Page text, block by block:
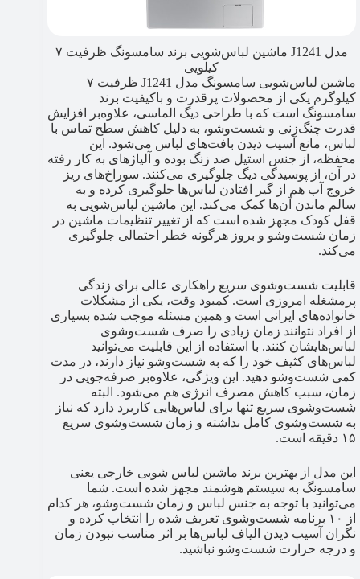
مدل J1241 ماشین لباس‌شویی برند سامسونگ ظرفیت ۷
کیلویی
ماشین لباس‌شویی سامسونگ مدل J1241 ظرفیت ۷
کیلوگرم یکی از محصولات پرقدرت و باکیفیت برند
سامسونگ است که با طراحی دیگ الماسی، علاوه‌بر افزایش
قدرت چنگ‌زنی و شست‌وشو، به دلیل کاهش سطح تماس با
لباس، مانع آسیب دیدن بافت‌های لباس می‌شود. این
محفظه، از جنس استیل ضد زنگ بوده و آلیاژهای به کار رفته
در آن، از پوسیدگی دیگ جلوگیری می‌کنند. سوراخ‌های ریز
خروج آب هم از گیر افتادن لباس‌ها جلوگیری کرده و به
سالم ماندن آن‌ها کمک می‌کند. این ماشین لباس‌شویی به
قفل کودک مجهز شده است که از تغییر تنظیمات ماشین در
زمان شست‌وشو و بروز هرگونه خطر احتمالی جلوگیری
می‌کند.
قابلیت شست‌وشوی سریع راهکاری عالی برای زندگی
پرمشغله امروزی است. کمبود وقت، یکی از مشکلات
خانواده‌های ایرانی است و همین مسئله موجب شده بسیاری
از افراد نتوانند زمان زیادی را صرف شست‌وشوی
لباس‌هایشان کنند. با استفاده از این قابلیت می‌توانید
لباس‌های کثیف خود را که به شست‌وشو نیاز دارند، در مدت
کمی شست‌وشو دهید. این ویژگی، علاوه‌بر صرفه‌جویی در
زمان، سبب کاهش مصرف انرژی هم می‌شود. البته
شست‌وشوی سریع تنها برای لباس‌هایی کاربرد دارد که نیاز
به شست‌وشوی کامل نداشته و زمان شست‌وشوی سریع
۱۵ دقیقه است.
این مدل از بهترین برند ماشین لباس شویی خارجی یعنی
سامسونگ به سیستم هوشمند مجهز شده است. شما
می‌توانید با توجه به جنس لباس و زمان شست‌وشو، هر کدام
از ۱۰ برنامه شست‌وشوی تعریف شده را انتخاب کرده و
نگران آسیب دیدن الیاف لباس‌ها بر اثر مناسب نبودن زمان
و درجه حرارت شست‌وشو نباشید.